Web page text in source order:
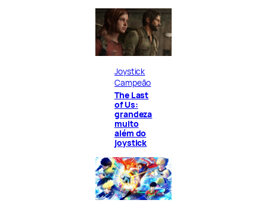
Joystick
Campeão
The Last
of Us:
grandeza
muito
além do
joystick